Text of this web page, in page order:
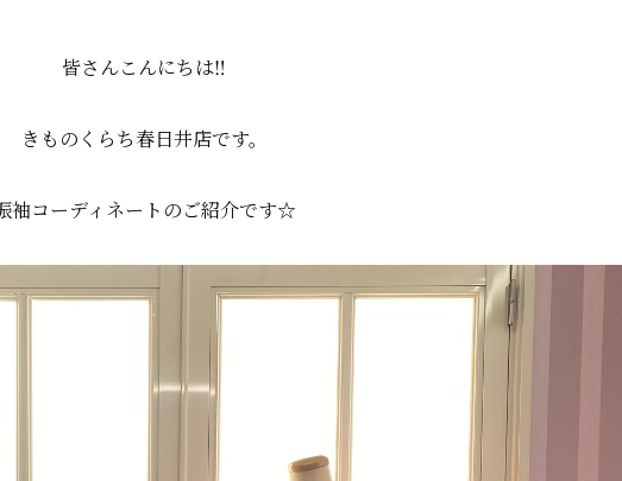
皆さんこんにちは‼
きものくらち春日井店です。
袖コーディネートのご紹介です☆